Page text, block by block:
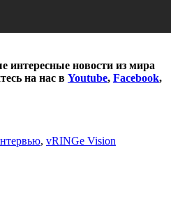
интересные новости из мира
на нас в Youtube, Facebook,
, vRINGe Vision